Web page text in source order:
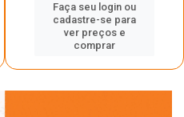
Faça seu login ou
cadastre-se para
ver preços e
comprar